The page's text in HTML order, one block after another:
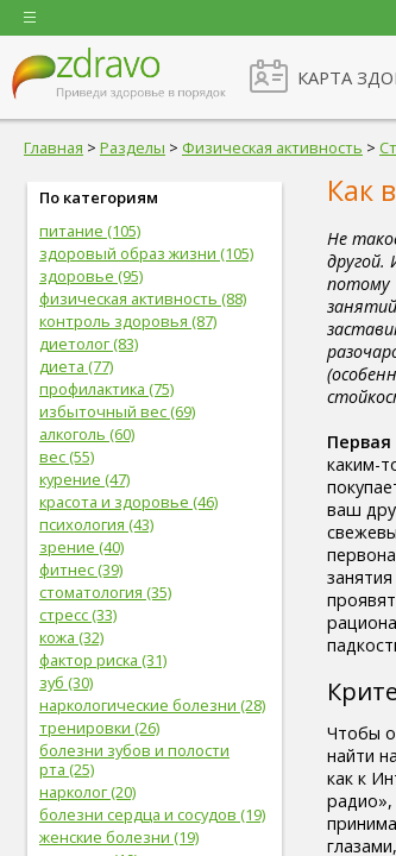
КАРТА
Главная > Разделы > Физическая активность >
По категориям
питание (105)
здоровый образ жизни (105)
здоровье (95)
физическая активность (88)
контроль здоровья (87)
диетолог (83)
диета (77)
профилактика (75)
избыточный вес (69)
алкоголь (60)
вес (55)
курение (47)
красота и здоровье (46)
психология (43)
зрение (40)
фитнес (39)
стоматология (35)
стресс (33)
кожа (32)
фактор риска (31)
зуб (30)
наркологические болезни (28)
тренировки (26)
болезни зубов и полости
рта (25)
нарколог (20)
болезни сердца и сосудов (19)
женские болезни (19)
Как
Не
другой.
потому
каким-
ваш
Чтобы
найти
как к